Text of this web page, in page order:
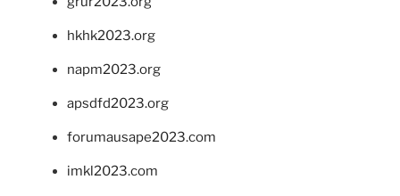
hkhk2023.org
napm2023.org
apsdfd2023.org
forumausape2023.com
imkl2023.com